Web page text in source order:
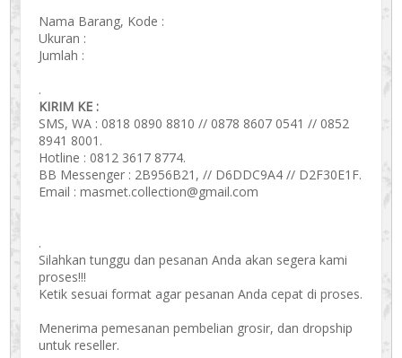
Nama Barang, Kode :
Ukuran :
Jumlah :
.
KIRIM KE :
SMS, WA : 0818 0890 8810 // 0878 8607 0541 // 0852
8941 8001.
Hotline : 0812 3617 8774.
BB Messenger : 2B956B21, // D6DDC9A4 // D2F30E1F.
Email : masmet.collection@gmail.com
.
Silahkan tunggu dan pesanan Anda akan segera kami
proses!!!
Ketik sesuai format agar pesanan Anda cepat di proses.
Menerima pemesanan pembelian grosir, dan dropship
untuk reseller.